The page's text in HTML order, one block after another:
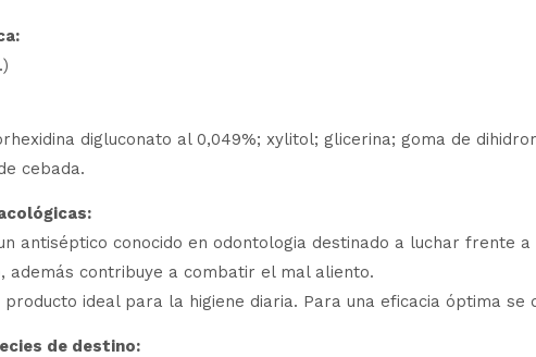
digluconato al 0,049%; xylitol; glicerina; goma de
cebada.
antiséptico conocido en odontologia destinado a luchar
además contribuye a combatir el mal aliento.
producto ideal para la higiene diaria. Para una eficacia óptima
de destino: